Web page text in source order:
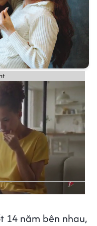
14 năm bên nhau,